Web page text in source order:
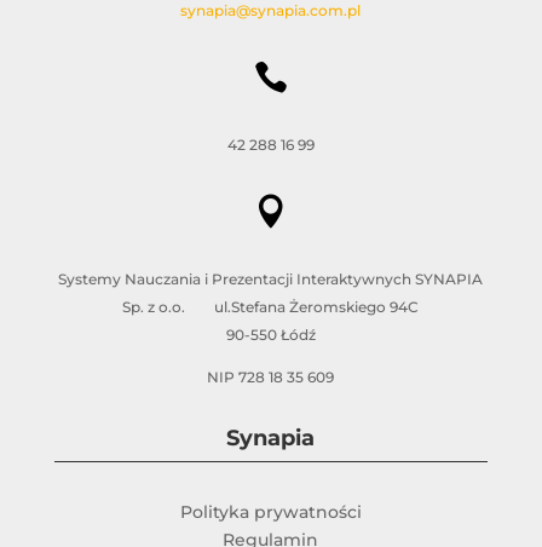
synapia@synapia.com.pl

42 288 16 99

Systemy Nauczania i Prezentacji Interaktywnych SYNAPIA
Sp. z o.o. ul.Stefana Żeromskiego 94C
90-550 Łódź
NIP 728 18 35 609
Synapia
Polityka prywatności
Regulamin